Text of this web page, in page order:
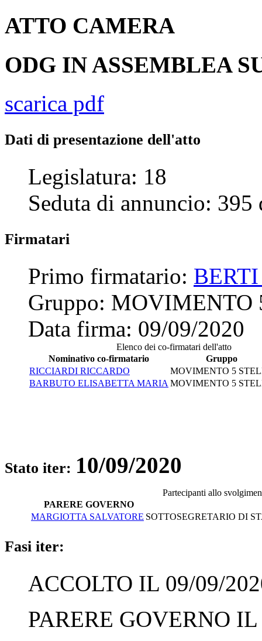
ATTO CAMERA
ODG IN ASSEMBLEA
scarica pdf
Dati di presentazione dell'atto
Legislatura: 18
Seduta di annuncio: 395
Firmatari
Primo firmatario:
Gruppo: MOVIMENTO
Data firma: 09/09/2020
Elenco dei co-firmatari dell'atto
Nominativo co-firmatario
Gruppo
RICCIARDI RICCARDO
MOVIMENTO 5
BARBUTO ELISABETTA MARIA MOVIMENTO 5
Stato iter: 10/09/2020
Partecipanti allo
PARERE GOVERNO
MARGIOTTA SALVATORE SOTTOSEGRETARIO DI
Fasi iter:
ACCOLTO IL 09/09/
PARERE GOVERNO